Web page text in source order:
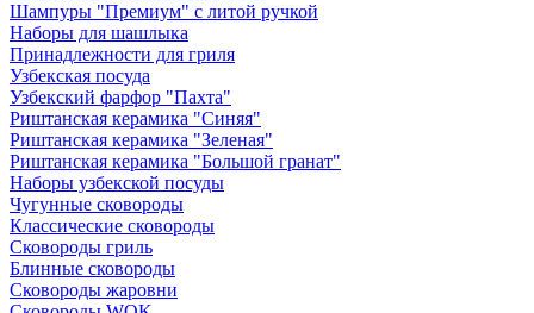
Шампуры "Премиум" с литой ручкой
Наборы для шашлыка
Принадлежности для гриля
Узбекская посуда
Узбекский фарфор "Пахта"
Риштанская керамика "Синяя"
Риштанская керамика "Зеленая"
Риштанская керамика "Большой гранат"
Наборы узбекской посуды
Чугунные сковороды
Классические сковороды
Сковороды гриль
Блинные сковороды
Сковороды жаровни